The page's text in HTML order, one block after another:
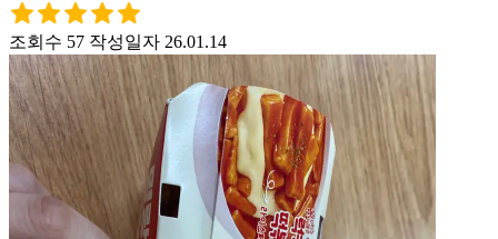
조회수 57 작성일자 26.01.14